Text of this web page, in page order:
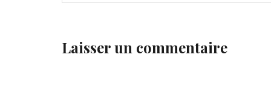
Laisser un commentaire